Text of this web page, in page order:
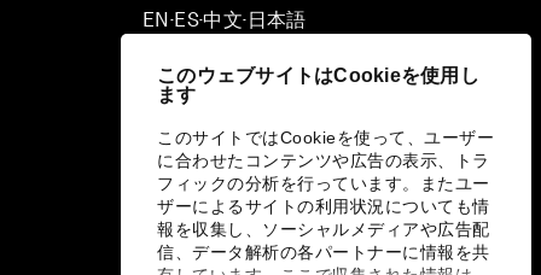
このウェブサイトはCookieを使用し
ます
このサイトではCookieを使って、ユーザー
に合わせたコンテンツや広告の表示、トラ
フィックの分析を行っています。またユー
ザーによるサイトの利用状況についても情
報を収集し、ソーシャルメディアや広告配
信、データ解析の各パートナーに情報を共
EN ▪ES▪中文▪ 日本語